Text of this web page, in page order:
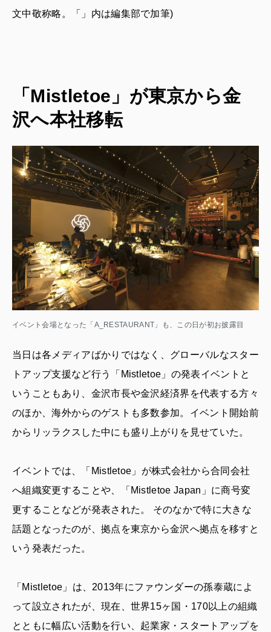
文中敬称略。「」内は編集部で加筆)
「Mistletoe」が東京から金
沢へ本社移転
イベント会場となった「A_RESTAURANT」も、この日が初お披露目
当日は各メディアばかりではなく、グローバルなスター
トアップ支援など行う「Mistletoe」の発表イベントと
いうこともあり、金沢市長や金沢経済界を代表する方々
のほか、海外からのゲストも多数参加。イベント開始前
からリッラクスした中にも盛り上がりを見せていた。
イベントでは、「Mistletoe」が株式会社から合同会社
へ組織変更することや、「Mistletoe Japan」に商号変
更することなどが発表された。 そのなかで特に大きな
話題となったのが、拠点を東京から金沢へ拠点を移すと
いう発表だった。
「Mistletoe」は、2013年にファウンダーの孫泰蔵によ
って設立されたが、現在、世界15ヶ国・170以上の組織
とともに幅広い活動を行い、起業家・スタートアップを